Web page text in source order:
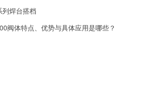
列焊台搭档
阀体特点、优势与具体应用是哪些？